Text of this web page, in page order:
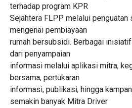
terhadap program KPR
Sejahtera FLPP melalui
mengenai pembiayaan
rumah bersubsidi. Berbagai
dari penyampaian
informasi melalui aplikasi mitra,
bersama, pertukaran
informasi, publikasi, hingga
semakin banyak Mitra Driver